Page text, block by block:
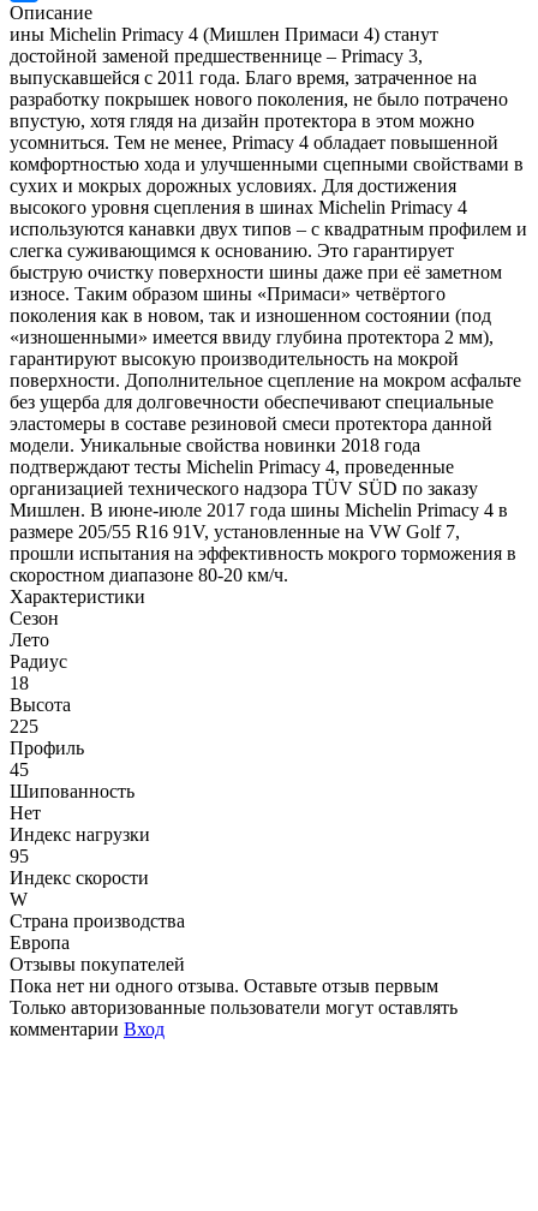
Описание
ины Michelin Primacy 4 (Мишлен Примаси 4) станут
достойной заменой предшественнице – Primacy 3,
выпускавшейся с 2011 года. Благо время, затраченное на
разработку покрышек нового поколения, не было потрачено
впустую, хотя глядя на дизайн протектора в этом можно
усомниться. Тем не менее, Primacy 4 обладает повышенной
комфортностью хода и улучшенными сцепными свойствами в
сухих и мокрых дорожных условиях. Для достижения
высокого уровня сцепления в шинах Michelin Primacy 4
используются канавки двух типов – с квадратным профилем и
слегка суживающимся к основанию. Это гарантирует
быструю очистку поверхности шины даже при её заметном
износе. Таким образом шины «Примаси» четвёртого
поколения как в новом, так и изношенном состоянии (под
«изношенными» имеется ввиду глубина протектора 2 мм),
гарантируют высокую производительность на мокрой
поверхности. Дополнительное сцепление на мокром асфальте
без ущерба для долговечности обеспечивают специальные
эластомеры в составе резиновой смеси протектора данной
модели. Уникальные свойства новинки 2018 года
подтверждают тесты Michelin Primacy 4, проведенные
организацией технического надзора TÜV SÜD по заказу
Мишлен. В июне-июле 2017 года шины Michelin Primacy 4 в
размере 205/55 R16 91V, установленные на VW Golf 7,
прошли испытания на эффективность мокрого торможения в
скоростном диапазоне 80-20 км/ч.
Характеристики
Сезон
Лето
Радиус
18
Высота
225
Профиль
45
Шипованность
Нет
Индекс нагрузки
95
Индекс скорости
W
Страна производства
Европа
Отзывы покупателей
Пока нет ни одного отзыва. Оставьте отзыв первым
Только авторизованные пользователи могут оставлять
комментарии Вход